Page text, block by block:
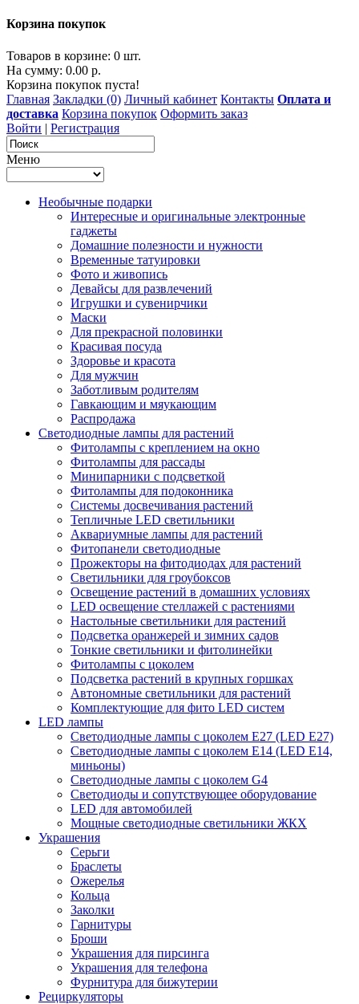
Корзина покупок
Товаров в корзине: 0 шт.
На сумму: 0.00 р.
Корзина покупок пуста!
Главная Закладки (0) Личный кабинет Контакты Оплата и
доставка Корзина покупок Оформить заказ
Войти | Регистрация
Меню
Необычные подарки
Интересные и оригинальные электронные
гаджеты
Домашние полезности и нужности
Временные татуировки
Фото и живопись
Девайсы для развлечений
Игрушки и сувенирчики
Маски
Для прекрасной половинки
Красивая посуда
Здоровье и красота
Для мужчин
Заботливым родителям
Гавкающим и мяукающим
Распродажа
Светодиодные лампы для растений
Фитолампы с креплением на окно
Фитолампы для рассады
Минипарники с подсветкой
Фитолампы для подоконника
Системы досвечивания растений
Тепличные LED светильники
Аквариумные лампы для растений
Фитопанели светодиодные
Прожекторы на фитодиодах для растений
Светильники для гроубоксов
Освещение растений в домашних условиях
LED освещение стеллажей с растениями
Настольные светильники для растений
Подсветка оранжерей и зимних садов
Тонкие светильники и фитолинейки
Фитолампы с цоколем
Подсветка растений в крупных горшках
Автономные светильники для растений
Комплектующие для фито LED систем
LED лампы
Светодиодные лампы с цоколем Е27 (LED E27)
Светодиодные лампы с цоколем Е14 (LED E14,
миньоны)
Светодиодные лампы с цоколем G4
Светодиоды и сопутствующее оборудование
LED для автомобилей
Мощные светодиодные светильники ЖКХ
Украшения
Серьги
Браслеты
Ожерелья
Кольца
Заколки
Гарнитуры
Броши
Украшения для пирсинга
Украшения для телефона
Фурнитура для бижутерии
Рециркуляторы